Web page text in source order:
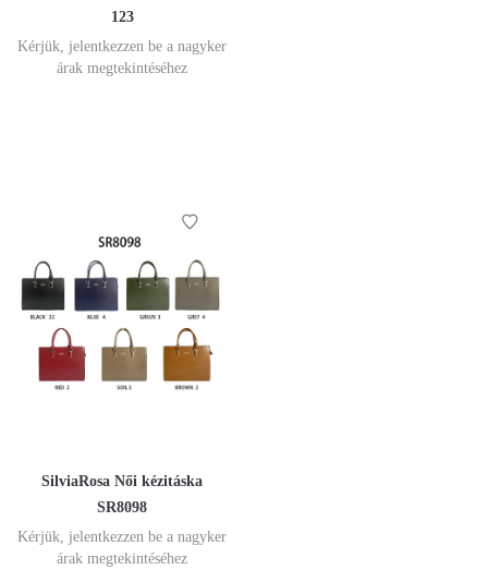
123
Kérjük, jelentkezzen be a nagyker
árak megtekintéséhez
SilviaRosa Női kézitáska
SR8098
Kérjük, jelentkezzen be a nagyker
árak megtekintéséhez